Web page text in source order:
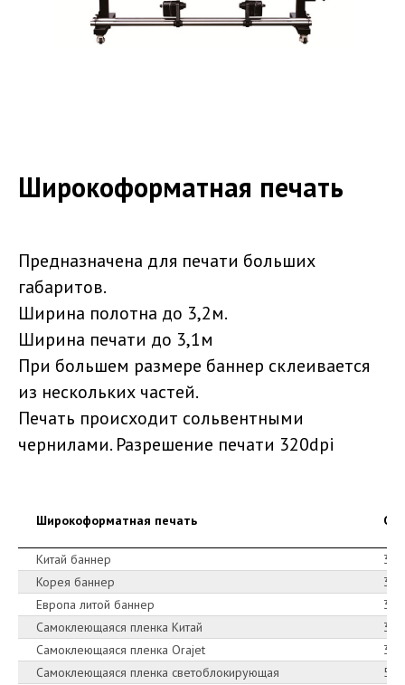
Широкоформатная печать
Предназначена для печати больших
габаритов.
Ширина полотна до 3,2м.
Ширина печати до 3,1м
При большем размере баннер склеивается
из нескольких частей.
Печать происходит сольвентными
чернилами. Разрешение печати 320dpi
Широкоформатная печать
Китай баннер
310
Корея баннер
320
Европа литой баннер
340
Самоклеющаяся пленка Китай
340
Самоклеющаяся пленка Orajet
360
Самоклеющаяся пленка светоблокирующая
500